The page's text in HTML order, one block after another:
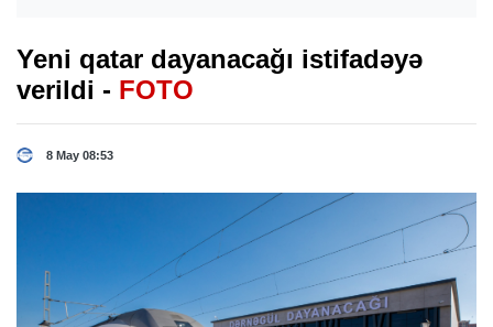
Yeni qatar dayanacağı istifadəyə
verildi - FOTO
8 May 08:53